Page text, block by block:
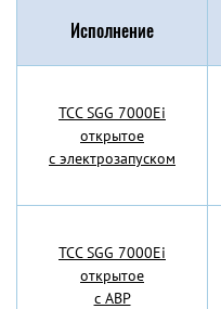
Исполнение
TCC SGG 7000Ei
открытое
с электрозапуском
TCC SGG 7000Ei
открытое
с АВР